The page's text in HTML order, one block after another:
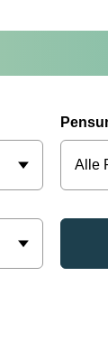
Alle